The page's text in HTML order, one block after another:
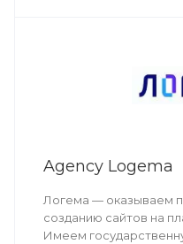
Agency Logema
Логема — оказываем
созданию сайтов на
Имеем